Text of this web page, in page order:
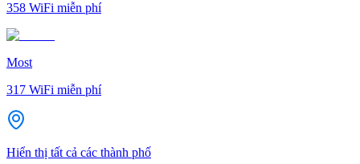
358 WiFi miễn phí
Most
317 WiFi miễn phí
Hiển thị tất cả các thành phố